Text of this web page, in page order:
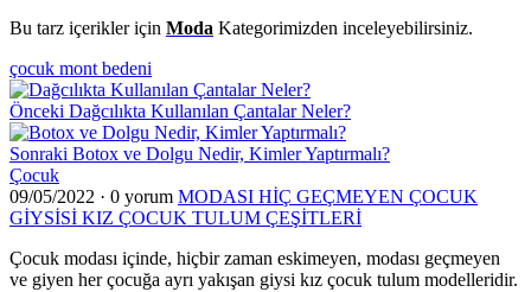
Bu tarz içerikler için Moda Kategorimizden inceleyebilirsiniz.
çocuk mont bedeni
Önceki Dağcılıkta Kullanılan Çantalar Neler?
Sonraki Botox ve Dolgu Nedir, Kimler Yaptırmalı?
Çocuk
09/05/2022 · 0 yorum MODASI HİÇ GEÇMEYEN ÇOCUK
GİYSİSİ KIZ ÇOCUK TULUM ÇEŞİTLERİ
Çocuk modası içinde, hiçbir zaman eskimeyen, modası geçmeyen
ve giyen her çocuğa ayrı yakışan giysi kız çocuk tulum modelleridir.